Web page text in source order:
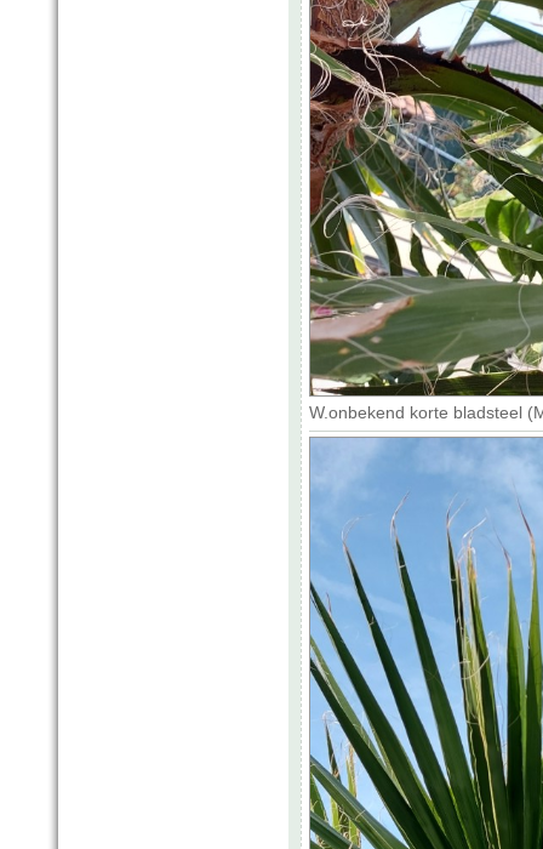
W.onbekend korte bladsteel